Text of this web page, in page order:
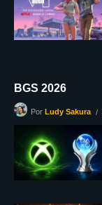
BGS 2026
Por Ludy Sakura